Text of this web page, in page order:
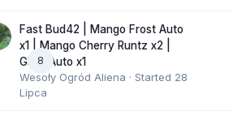
8
Fast Bud42 | Mango Frost Auto
x1 | Mango Cherry Runtz x2 |
GMO Auto x1
Wesoły Ogród Aliena · Started 28
Lipca